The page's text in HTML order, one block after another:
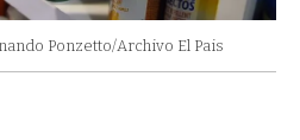
Ponzetto/Archivo El Pais